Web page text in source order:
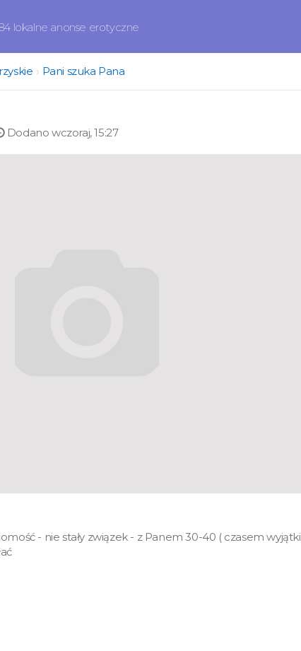
lokalne anonse erotyczne
Pani szuka Pana
Dodano wczoraj, 15:27
- nie stały związek - z Panem 30-40 ( czasem wyjątki